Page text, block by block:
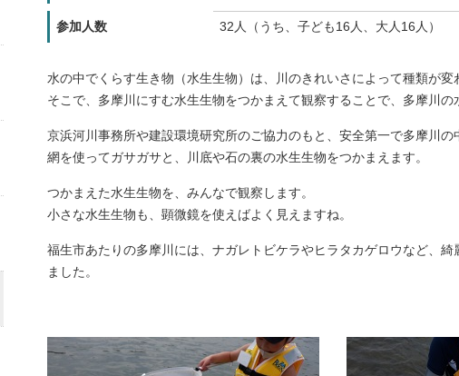
参加人数 32人（うち、子ども16人、大人16人）
水の中でくらす生き物（水生生物）は、川のきれいさによって種類が変
そこで、多摩川にすむ水生生物をつかまえて観察することで、多摩川の
京浜河川事務所や建設環境研究所のご協力のもと、安全第一で多摩川の
網を使ってガサガサと、川底や石の裏の水生生物をつかまえます。
つかまえた水生生物を、みんなで観察します。
小さな水生生物も、顕微鏡を使えばよく見えますね。
福生市あたりの多摩川には、ナガレトビケラやヒラタカゲロウなど、綺
ました。